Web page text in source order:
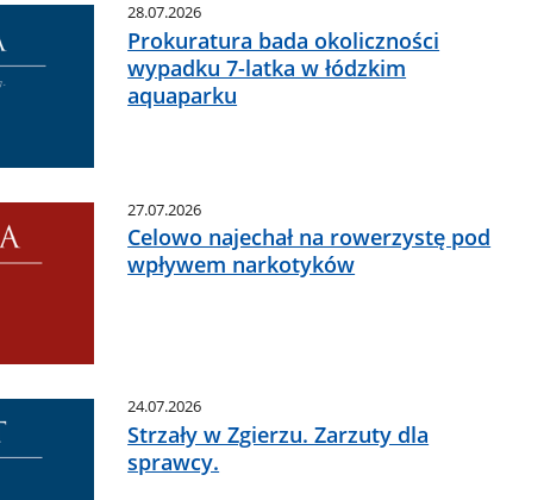
28.07.2026
Prokuratura bada okoliczności
wypadku 7-latka w łódzkim
aquaparku
27.07.2026
Celowo najechał na rowerzystę pod
wpływem narkotyków
24.07.2026
Strzały w Zgierzu. Zarzuty dla
sprawcy.